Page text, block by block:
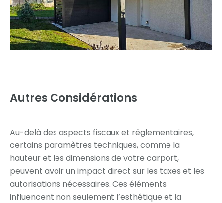
Autres Considérations
Au-delà des aspects fiscaux et réglementaires,
certains paramètres techniques, comme la
hauteur et les dimensions de votre carport,
peuvent avoir un impact direct sur les taxes et les
autorisations nécessaires. Ces éléments
influencent non seulement l’esthétique et la